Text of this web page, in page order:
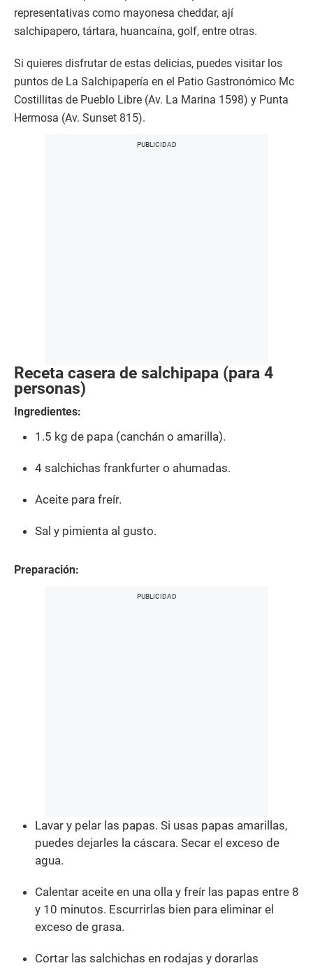
representativas como mayonesa cheddar, ají
salchipapero, tártara, huancaína, golf, entre otras.
Si quieres disfrutar de estas delicias, puedes visitar los
puntos de La Salchipapería en el Patio Gastronómico Mc
Costillitas de Pueblo Libre (Av. La Marina 1598) y Punta
Hermosa (Av. Sunset 815).
Receta casera de salchipapa (para 4
personas)
Ingredientes:
1.5 kg de papa (canchán o amarilla).
4 salchichas frankfurter o ahumadas.
Aceite para freír.
Sal y pimienta al gusto.
Preparación:
Lavar y pelar las papas. Si usas papas amarillas,
puedes dejarles la cáscara. Secar el exceso de
agua.
Calentar aceite en una olla y freír las papas entre 8
y 10 minutos. Escurrirlas bien para eliminar el
exceso de grasa.
Cortar las salchichas en rodajas y dorarlas